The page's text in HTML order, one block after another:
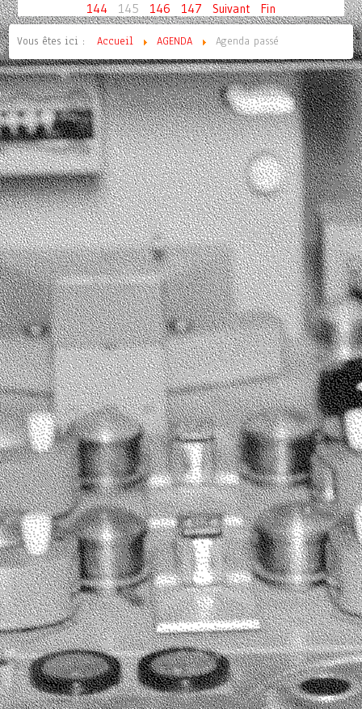
144
145 146 147 Suivant Fin
Vous êtes ici : Accueil AGENDA Agenda passé